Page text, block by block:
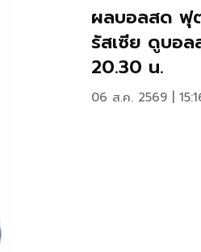
ผลบอลสด ฟุ
รัสเซีย ดูบอ
20.30 น.
06 ส.ค. 2569 |